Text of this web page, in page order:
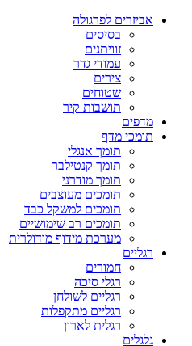
אביזרים לפרגולה
בסיסים
זוויתנים
עמודי גדר
צירים
שטוחים
תושבות קיר
מדפים
תומכי מדף
תומך אנגלי
תומך קנטילבר
תומך מודרני
תומכים מעוצבים
תומכים למשקל כבד
תומכים רב שימושיים
מערכת מידוף מודולרית
רגליים
חמורים
רגלי סיכה
רגליים לשולחן
רגליים מתקפלות
רגלית לארון
גלגלים